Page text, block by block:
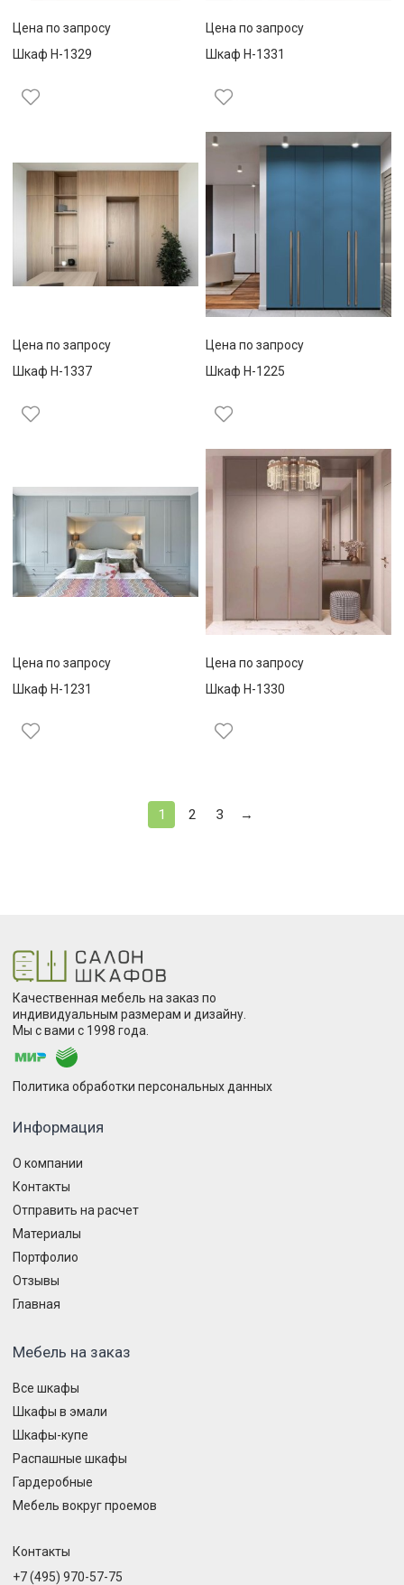
Цена по запросу
Шкаф Н-1329
Цена по запросу
Шкаф Н-1331
Цена по запросу
Шкаф Н-1337
Цена по запросу
Шкаф Н-1225
Цена по запросу
Шкаф Н-1231
Цена по запросу
Шкаф Н-1330
1 2 3 →
Качественная мебель на заказ по
индивидуальным размерам и дизайну.
Мы с вами с 1998 года.
Политика обработки персональных данных
Информация
О компании
Контакты
Отправить на расчет
Материалы
Портфолио
Отзывы
Главная
Мебель на заказ
Все шкафы
Шкафы в эмали
Шкафы-купе
Распашные шкафы
Гардеробные
Мебель вокруг проемов
Контакты
+7 (495) 970-57-75